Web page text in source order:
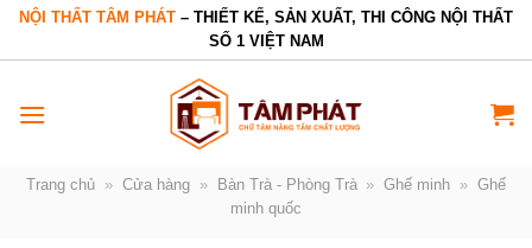
Bỏ
dung
NỘI THẤT TÂM PHÁT – THIẾT KẾ, SẢN XUẤT, THI CÔNG NỘI THẤT
SỐ 1 VIỆT NAM
Trang chủ » Cửa hàng » Bàn Trà - Phòng Trà » Ghế minh » Ghế
minh quốc